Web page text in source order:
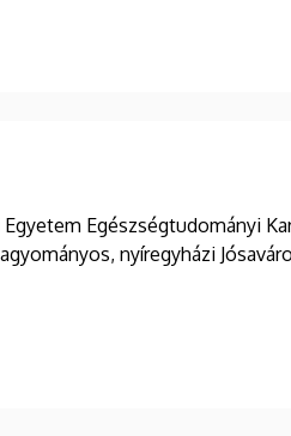
Egészségtudományi
nyíregyházi